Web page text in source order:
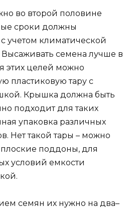
во второй половине
сроки должны
учетом климатической
семена лучше в
этих целей можно
пластиковую тару с
Крышка должна быть
подходит для таких
упаковка различных
Нет такой тары – можно
поддоны, для
условий емкости
семян их нужно на два–